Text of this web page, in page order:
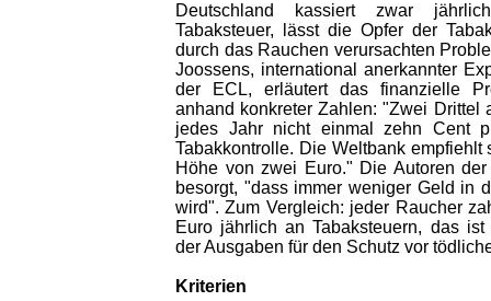
Deutschland kassiert zwar
Tabaksteuer, lässt die Opfer der
durch das Rauchen verursachten
Joossens, international anerkannter
der ECL, erläutert das finanzielle
anhand konkreter Zahlen: "Zwei Drittel
jedes Jahr nicht einmal zehn Cent
Tabakkontrolle. Die Weltbank empfiehlt
Höhe von zwei Euro." Die Autoren
besorgt, "dass immer weniger Geld in
wird". Zum Vergleich: jeder Raucher
Euro jährlich an Tabaksteuern, das
der Ausgaben für den Schutz vor
Kriterien